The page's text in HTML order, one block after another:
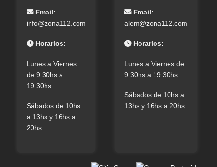
Email:
info@zona112.com
Horarios:
Lunes a Viernes
de 9:30hs a
19:30hs
Sábados de 10hs
a 13hs y 16hs a
20hs
Email:
alem@zona112.com
Horarios:
Lunes a Viernes de
9:30hs a 19:30hs
Sábados de 10hs a
13hs y 16hs a 20hs